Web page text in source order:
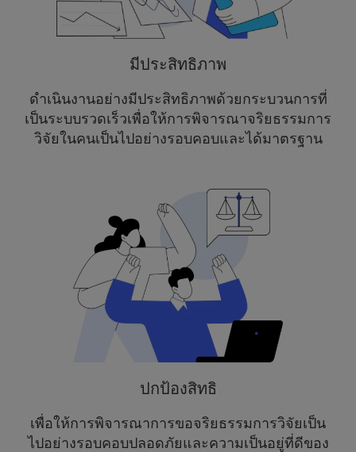
มีประสิทธิภาพ
ดำเนินงานอย่างมีประสิทธิภาพด้วยกระบวนการที่
เป็นระบบรวดเร็วเพื่อให้การพิจารณาจริยธรรมการ
วิจัยในคนเป็นไปอย่างรอบคอบและได้มาตรฐาน
ปกป้องสิทธิ
เพื่อให้การพิจารณาการขอจริยธรรมการวิจัยเป็น
ไปอย่างรอบคอบปลอดภัยและความเป็นอยู่ที่ดีของ